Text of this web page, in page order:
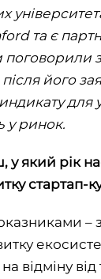
та є
його
для
у ринок.
у який рік
стартап-
–
відміну